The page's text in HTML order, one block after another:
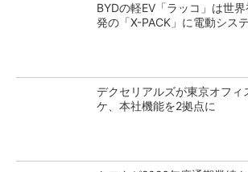
BYDの軽EV「ラッコ」は世
発の「X-PACK」に電動シス
デクセリアルズが東京オフィ
ケ、本社機能を2拠点に